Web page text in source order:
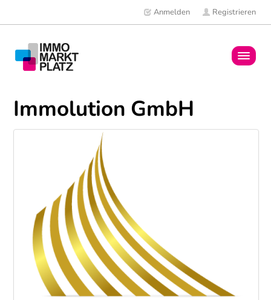
Anmelden Registrieren
Immolution GmbH